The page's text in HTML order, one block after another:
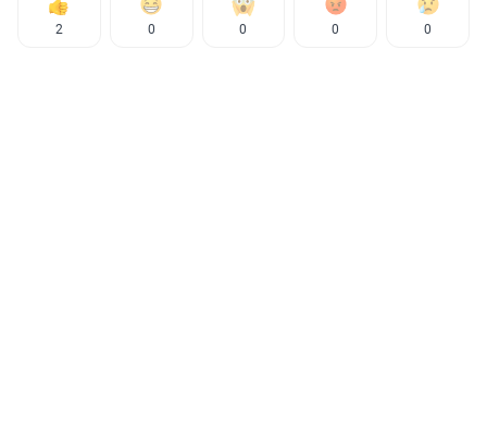
2 0 0 0 0